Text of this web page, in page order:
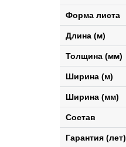
Форма листа
Длина (м)
Толщина (мм)
Ширина (м)
Ширина (мм)
Состав
Гарантия (лет)